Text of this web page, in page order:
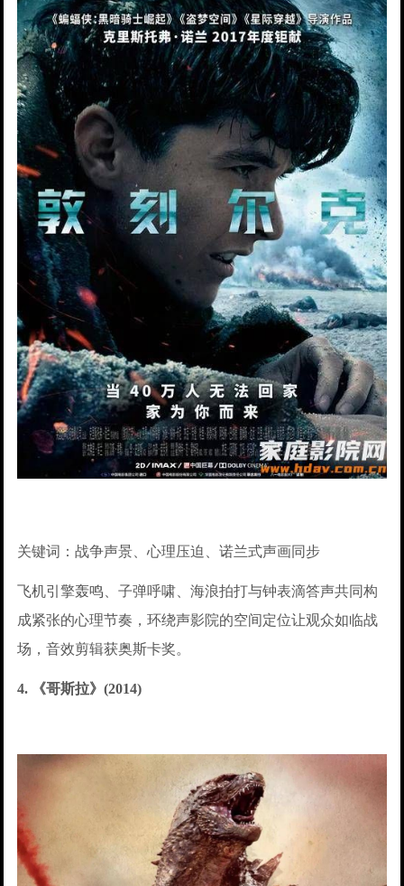
关键词：战争声景、心理压迫、诺兰式声画同步
飞机引擎轰鸣、子弹呼啸、海浪拍打与钟表滴答声共同构
成紧张的心理节奏，环绕声影院的空间定位让观众如临战
场，音效剪辑获奥斯卡奖。
4. 《哥斯拉》(2014)